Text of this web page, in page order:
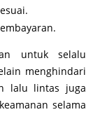
untuk selalu
menghindari
lalu lintas juga
selama